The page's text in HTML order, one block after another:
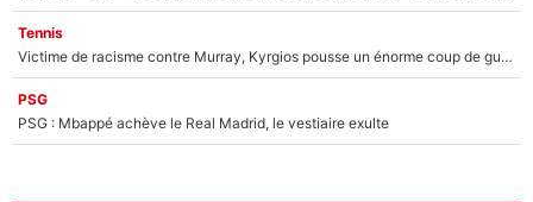
Tennis
Victime de racisme contre Murray, Kyrgios pousse un énorme coup de gueule !
PSG
PSG : Mbappé achève le Real Madrid, le vestiaire exulte